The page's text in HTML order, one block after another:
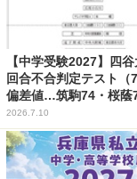
【中学受験2027】四
回合不合判定テスト（
偏差値…筑駒74・桜蔭
2026.7.10